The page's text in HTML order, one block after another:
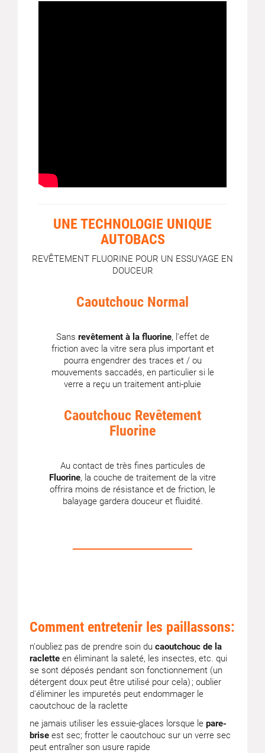
UNE TECHNOLOGIE UNIQUE
AUTOBACS
REVÊTEMENT FLUORINE POUR UN ESSUYAGE EN
DOUCEUR
Caoutchouc Normal
Sans revêtement à la fluorine, l'effet de
friction avec la vitre sera plus important et
pourra engendrer des traces et / ou
mouvements saccadés, en particulier si le
verre a reçu un traitement anti-pluie
Caoutchouc Revêtement
Fluorine
Au contact de très fines particules de
Fluorine, la couche de traitement de la vitre
offrira moins de résistance et de friction, le
balayage gardera douceur et fluidité.
Comment entretenir les paillassons:
n'oubliez pas de prendre soin du caoutchouc de la
raclette en éliminant la saleté, les insectes, etc. qui
se sont déposés pendant son fonctionnement (un
détergent doux peut être utilisé pour cela) ; oublier
d'éliminer les impuretés peut endommager le
caoutchouc de la raclette
ne jamais utiliser les essuie-glaces lorsque le pare-
brise est sec; frotter le caoutchouc sur un verre sec
peut entraîner son usure rapide